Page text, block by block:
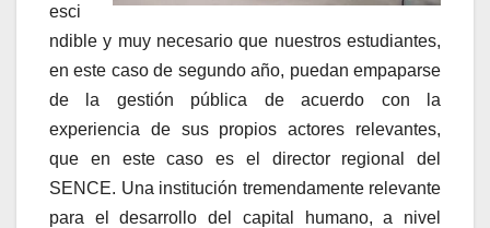
esci
ndible y muy necesario que nuestros estudiantes,
en este caso de segundo año, puedan empaparse
de la gestión pública de acuerdo con la
experiencia de sus propios actores relevantes,
que en este caso es el director regional del
SENCE. Una institución tremendamente relevante
para el desarrollo del capital humano, a nivel